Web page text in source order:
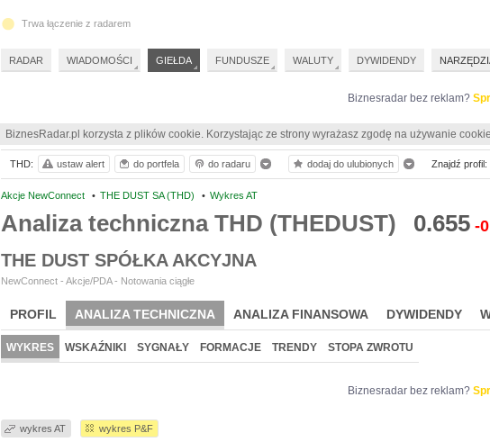
Biznesradar bez reklam?
BiznesRadar.pl korzysta z plików cookie. Korzystając ze strony wyrażasz zgodę na używanie
Akcje NewConnect • THE DUST SA (THD) • Wykres AT
Analiza techniczna THD (THEDUST) 0.655 -
THE DUST SPÓŁKA AKCYJNA
NewConnect - Akcje/PDA - Notowania ciągłe
PROFIL ANALIZA TECHNICZNA ANALIZA FINANSOWA DYWIDENDY
WYKRES WSKAŹNIKI SYGNAŁY FORMACJE TRENDY STOPA ZWROTU
Biznesradar bez reklam?
wykres AT wykres P&F
THD: ustaw alert do portfela do radaru dodaj do ulubionych Znajdź profil:
1
Trwa łączenie z radarem
RADAR WIADOMOŚCI GIEŁDA FUNDUSZE WALUTY DYWIDENDY